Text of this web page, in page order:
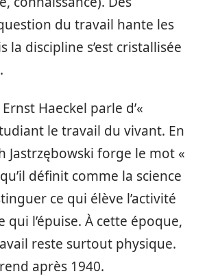
du travail hante les
la discipline s’est cristallisée
Haeckel parle d’«
le travail du vivant. En
Jastrzębowski forge le mot «
définit comme la science
ce qui élève l’activité
qui l’épuise. À cette époque,
reste surtout physique.
après 1940.